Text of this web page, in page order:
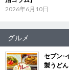
2026年6月10日
グルメ
セブン‐
製うど